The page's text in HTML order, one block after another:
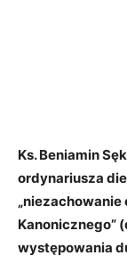
Ks. Beniamin
ordynariusza
Kanonicznego”
występowania